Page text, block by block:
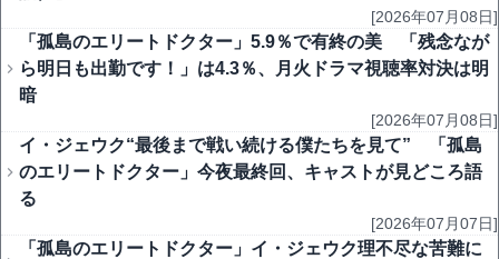
[2026年07月08日]
「孤島のエリートドクター」5.9％で有終の美 「残念なが
ら明日も出勤です！」は4.3％、月火ドラマ視聴率対決は明
暗
[2026年07月08日]
イ・ジェウク“最後まで戦い続ける僕たちを見て” 「孤島
のエリートドクター」今夜最終回、キャストが見どころ語
る
[2026年07月07日]
「孤島のエリートドクター」イ・ジェウク理不尽な苦難に